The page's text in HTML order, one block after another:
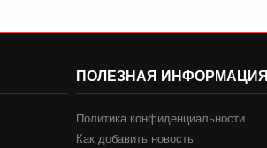
ПОЛЕЗНАЯ ИНФОРМАЦИЯ
Политика конфиденциальности
Как добавить новость